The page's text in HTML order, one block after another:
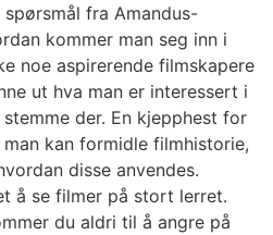
fra Amandus-
kommer man seg inn i
noe aspirerende filmskapere
ut hva man er interessert i
der. En kjepphest for
kan formidle filmhistorie,
disse anvendes.
å se filmer på stort lerret.
du aldri til å angre på